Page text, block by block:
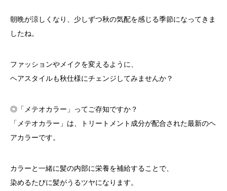
朝晩が涼しくなり、少しずつ秋の気配を感じる季節になってきま
したね。
ファッションやメイクを変えるように、
ヘアスタイルも秋仕様にチェンジしてみませんか？
◎「メテオカラー」ってご存知ですか？
「メテオカラー」は、トリートメント成分が配合された最新のヘ
アカラーです。
カラーと一緒に髪の内部に栄養を補給することで、
染めるたびに髪がうるツヤになります。